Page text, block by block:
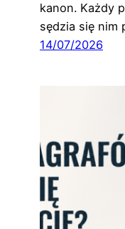
kanon. Każdy
sędzia się nim
14/07/2026